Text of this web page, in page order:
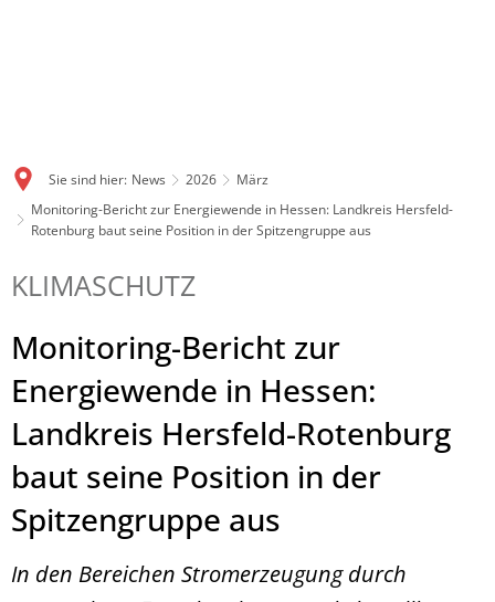
Sie sind hier: News 2026
März
Monitoring-Bericht zur Energiewende in Hessen: Landkreis Hersfeld-
Rotenburg baut seine Position in der Spitzengruppe aus
KLIMASCHUTZ
Monitoring-Bericht zur
Energiewende in Hessen:
Landkreis Hersfeld-Rotenburg
baut seine Position in der
Spitzengruppe aus
In den Bereichen Stromerzeugung durch